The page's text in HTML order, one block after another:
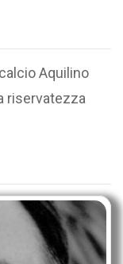
Aquilino
riservatezza